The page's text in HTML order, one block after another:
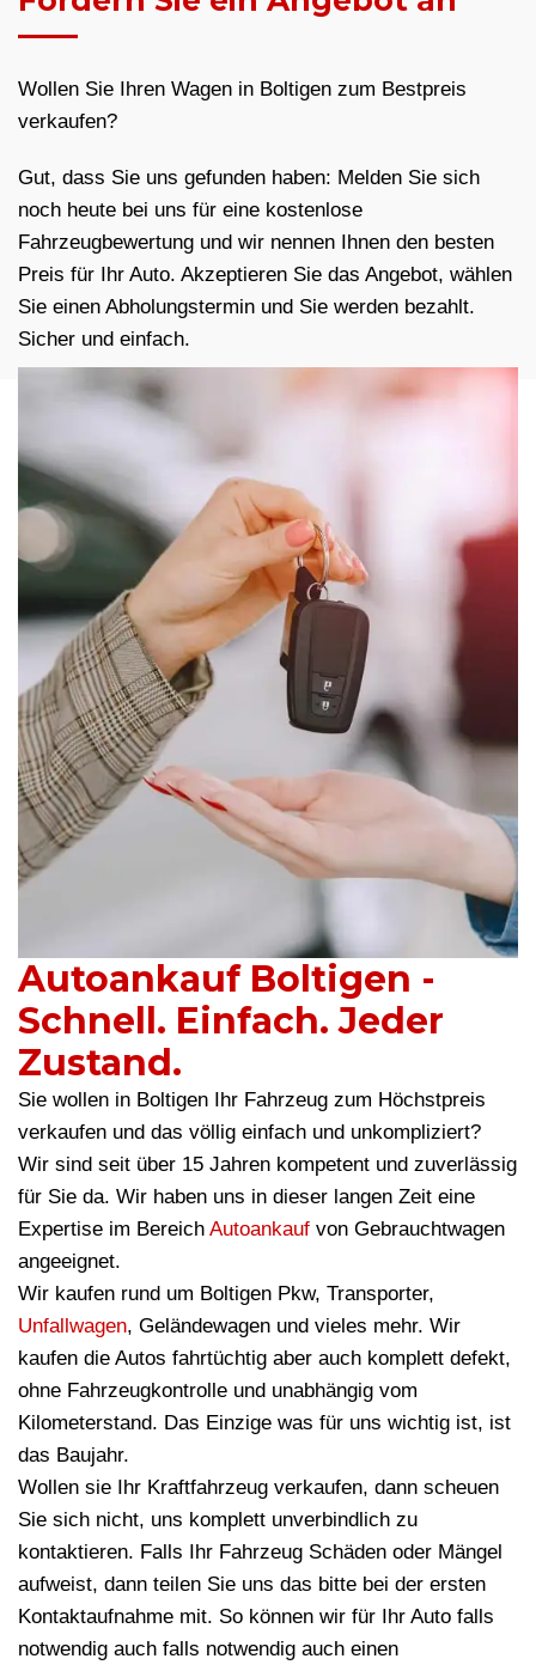
Wollen Sie Ihren Wagen in Boltigen zum Bestpreis
verkaufen?
Gut, dass Sie uns gefunden haben: Melden Sie sich
noch heute bei uns für eine kostenlose
Fahrzeugbewertung und wir nennen Ihnen den besten
Preis für Ihr Auto. Akzeptieren Sie das Angebot, wählen
Sie einen Abholungstermin und Sie werden bezahlt.
Sicher und einfach.
Autoankauf Boltigen -
Schnell. Einfach. Jeder
Zustand.
Sie wollen in Boltigen Ihr Fahrzeug zum Höchstpreis
verkaufen und das völlig einfach und unkompliziert?
Wir sind seit über 15 Jahren kompetent und zuverlässig
für Sie da. Wir haben uns in dieser langen Zeit eine
Expertise im Bereich Autoankauf von Gebrauchtwagen
angeeignet.
Wir kaufen rund um Boltigen Pkw, Transporter,
Unfallwagen, Geländewagen und vieles mehr. Wir
kaufen die Autos fahrtüchtig aber auch komplett defekt,
ohne Fahrzeugkontrolle und unabhängig vom
Kilometerstand. Das Einzige was für uns wichtig ist, ist
das Baujahr.
Wollen sie Ihr Kraftfahrzeug verkaufen, dann scheuen
Sie sich nicht, uns komplett unverbindlich zu
kontaktieren. Falls Ihr Fahrzeug Schäden oder Mängel
aufweist, dann teilen Sie uns das bitte bei der ersten
Kontaktaufnahme mit. So können wir für Ihr Auto falls
notwendig auch falls notwendig auch einen